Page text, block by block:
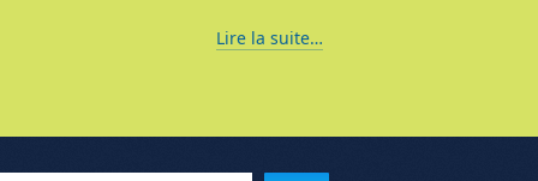
Lire la suite…